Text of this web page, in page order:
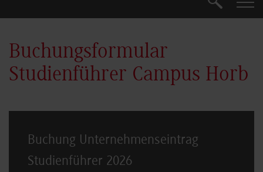
Suche
Buchungsformular
Studienführer Campus Horb
Buchung Unternehmenseintrag
Studienführer 2026